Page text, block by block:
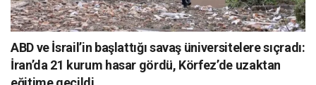
ABD ve İsrail’in başlattığı savaş üniversitelere sıçradı:
İran’da 21 kurum hasar gördü, Körfez’de uzaktan